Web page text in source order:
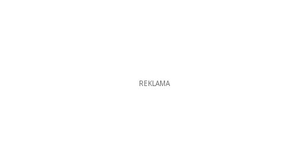
REKLAMA